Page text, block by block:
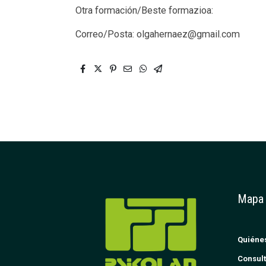
Otra formación/Beste formazioa:
Correo/Posta: olgahernaez@gmail.com